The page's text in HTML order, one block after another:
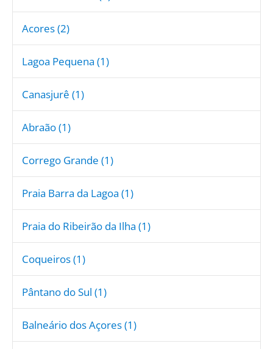
Acores (2)
Lagoa Pequena (1)
Canasjurê (1)
Abraão (1)
Corrego Grande (1)
Praia Barra da Lagoa (1)
Praia do Ribeirão da Ilha (1)
Coqueiros (1)
Pântano do Sul (1)
Balneário dos Açores (1)